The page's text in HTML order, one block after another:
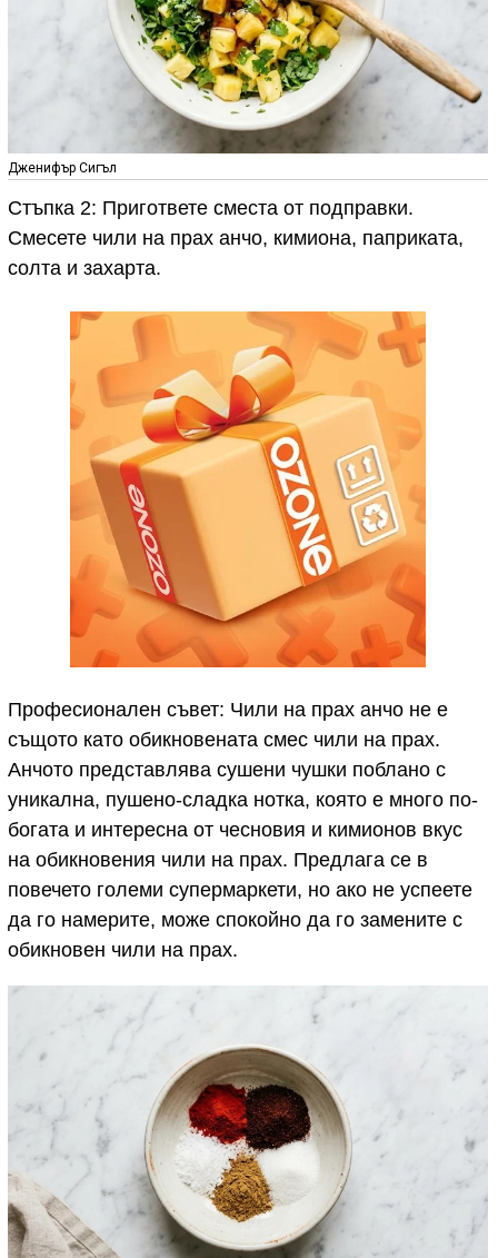
Дженифър Сигъл
Стъпка 2: Пригответе сместа от подправки.
Смесете чили на прах анчо, кимиона, паприката,
солта и захарта.
Професионален съвет: Чили на прах анчо не е
същото като обикновената смес чили на прах.
Анчото представлява сушени чушки поблано с
уникална, пушено-сладка нотка, която е много по-
богата и интересна от чесновия и кимионов вкус
на обикновения чили на прах. Предлага се в
повечето големи супермаркети, но ако не успеете
да го намерите, може спокойно да го замените с
обикновен чили на прах.